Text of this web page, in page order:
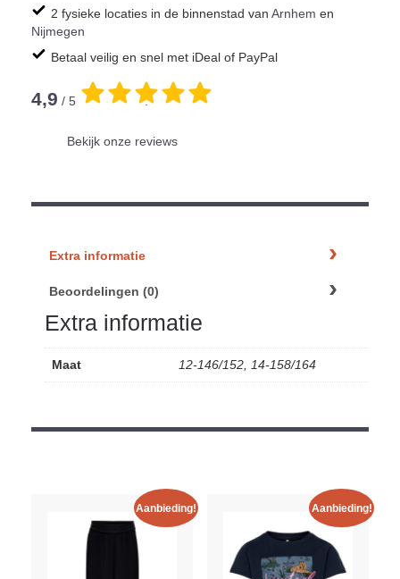
2 fysieke locaties in de binnenstad van Arnhem en
Nijmegen
Betaal veilig en snel met iDeal of PayPal
4,9 / 5 .
Bekijk onze reviews
Extra informatie
Beoordelingen (0)
Extra informatie
Maat 12-146/152, 14-158/164
Aanbieding! Aanbieding!